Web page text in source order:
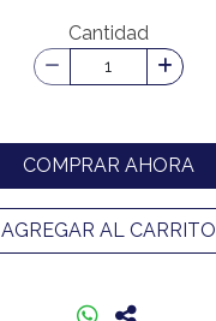
Cantidad
COMPRAR AHORA
AGREGAR AL CARRITO